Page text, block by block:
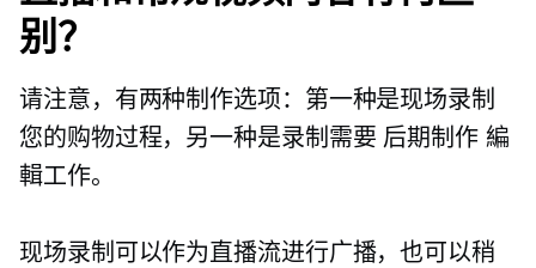
别？
请注意，有两种制作选项：第一种是现场录制
您的购物过程，另一种是录制需要 后期制作 編
輯工作。
现场录制可以作为直播流进行广播，也可以稍